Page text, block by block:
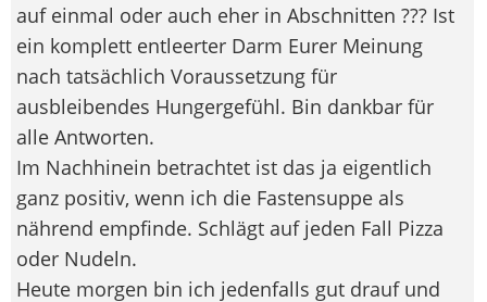
auf einmal oder auch eher in Abschnitten ??? Ist
ein komplett entleerter Darm Eurer Meinung
nach tatsächlich Voraussetzung für
ausbleibendes Hungergefühl. Bin dankbar für
alle Antworten.
Im Nachhinein betrachtet ist das ja eigentlich
ganz positiv, wenn ich die Fastensuppe als
nährend empfinde. Schlägt auf jeden Fall Pizza
oder Nudeln.
Heute morgen bin ich jedenfalls gut drauf und